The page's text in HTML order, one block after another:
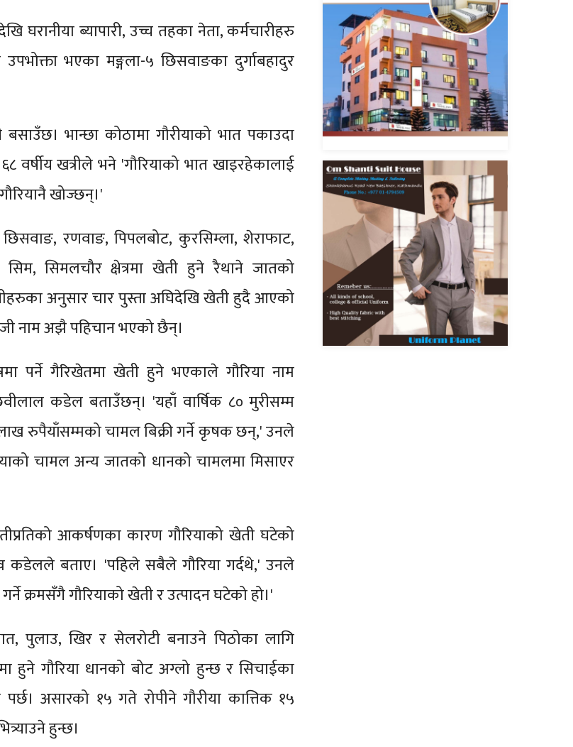
घरानीया ब्यापारी, उच्च तहका नेता, कर्मचारीहरु
भएका मङ्गला-५ छिसवाङका दुर्गाबहादुर
भान्छा कोठामा गौरीयाको भात पकाउदा
खत्रीले भने 'गौरियाको भात खाइरहेकालाई
खोज्छन्।'
छिसवाङ, रणवाङ, पिपलबोट, कुरसिम्ला, शेराफाट,
सिम, सिमलचौर क्षेत्रमा खेती हुने रैथाने जातको
अनुसार चार पुस्ता अघिदेखि खेती हुदै आएको
नाम अझै पहिचान भएको छैन्।
पर्ने गैरिखेतमा खेती हुने भएकाले गौरिया नाम
कडेल बताउँछन्। 'यहाँ वार्षिक ८० मुरीसम्म
रुपैयाँसम्मको चामल बिक्री गर्ने कृषक छन्,' उनले
चामल अन्य जातको धानको चामलमा मिसाएर
आकर्षणका कारण गौरियाको खेती घटेको
बताए। 'पहिले सबैले गौरिया गर्दथे,' उनले
क्रमसँगै गौरियाको खेती र उत्पादन घटेको हो।'
पुलाउ, खिर र सेलरोटी बनाउने पिठोका लागि
हुने गौरिया धानको बोट अग्लो हुन्छ र सिचाईका
असारको १५ गते रोपीने गौरीया कात्तिक १५
हुन्छ।